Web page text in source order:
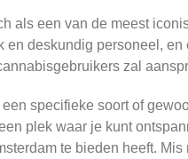
als een van de meest
deskundig personeel,
zal
specifieke soort of
plek waar je kunt
te bieden heeft.